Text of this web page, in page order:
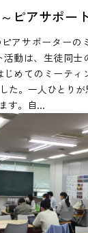
ピアサポー
アサポーターの
動は、生徒同士
めてのミーティ
た。一人ひとり
す。自...